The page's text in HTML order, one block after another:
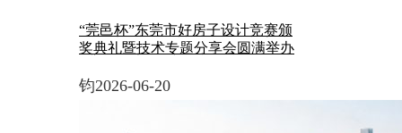
“莞邑杯”东莞市好房子设计竞赛颁
奖典礼暨技术专题分享会圆满举办
钧2026-06-20